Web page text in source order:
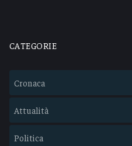
CATEGORIE
Cronaca
Attualità
Politica